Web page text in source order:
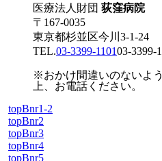
医療法人財団 荻窪病院
〒167-0035
東京都杉並区今川3-1-24
TEL.03-3399-110103-3399-
※おかけ間違いのないよ
上、お電話ください。
topBnr1-2
topBnr2
topBnr3
topBnr4
topBnr5